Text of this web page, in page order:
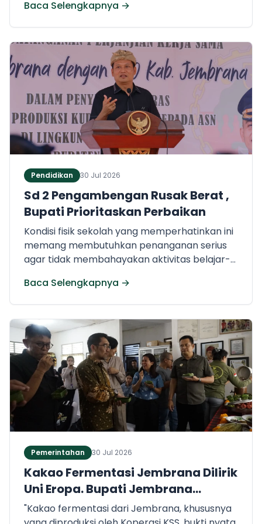
jejaring kemitraan, serta menghadirkan
berbagai program yang mampu
meningkatkan daya saing dunia usaha di
Kabupaten Jembrana. Dengan kolaborasi
yang semakin erat antara pemerintah dan
sektor swasta, pertumbuhan ekonomi daerah
diharapkan semakin meningkat dan
memberikan manfaat bagi masyarakat luas.
Baca Selengkapnya →
Pendidikan 30 Jul 2026
Sd 2 Pengambengan Rusak Berat ,
Bupati Prioritaskan Perbaikan
Kondisi fisik sekolah yang memperhatinkan ini
memang membutuhkan penanganan serius
agar tidak membahayakan aktivitas belajar-
Baca Selengkapnya →
Pemerintahan 30 Jul 2026
Kakao Fermentasi Jembrana Dilirik
Uni Eropa. Bupati Jembrana
Tegaskan Komitmen Pertahankan
"Kakao fermentasi dari Jembrana, khususnya